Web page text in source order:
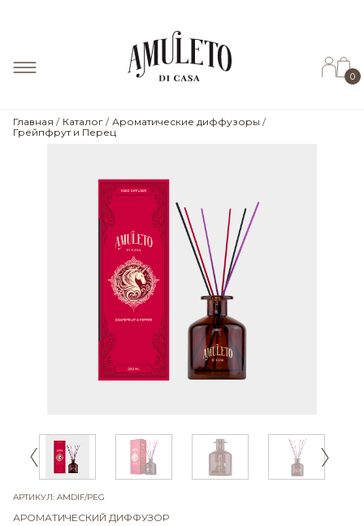
0
Главная Каталог
Ароматические диффузоры
Грейпфрут и Перец
АРТИКУЛ: AMDIF/PEG
АРОМАТИЧЕСКИЙ ДИФФУЗОР